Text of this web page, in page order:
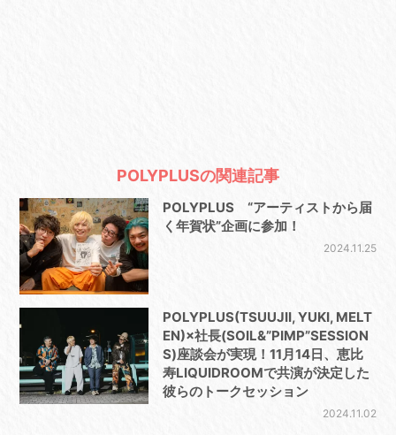
POLYPLUSの関連記事
POLYPLUS “アーティストから届
く年賀状”企画に参加！
2024.11.25
POLYPLUS(TSUUJII, YUKI, MELT
EN)×社長(SOIL&”PIMP”SESSION
S)座談会が実現！11月14日、恵比
寿LIQUIDROOMで共演が決定した
彼らのトークセッション
2024.11.02